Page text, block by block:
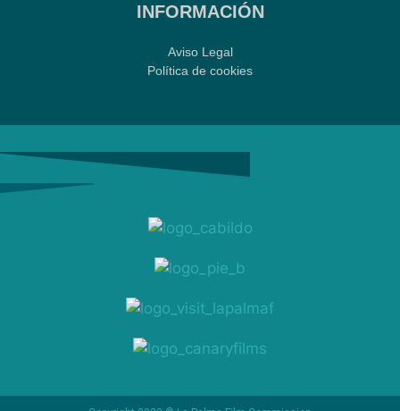
INFORMACIÓN
Aviso Legal
Política de cookies